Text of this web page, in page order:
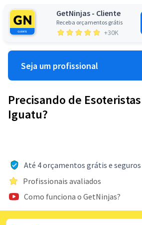
GetNinjas - Cliente
Receba orçamentos grátis
+30K
Seja um profissional
Precisando de
Iguatu?
Até 4 orçamentos grátis e seguros
Profissionais avaliados
Como funciona o GetNinjas?